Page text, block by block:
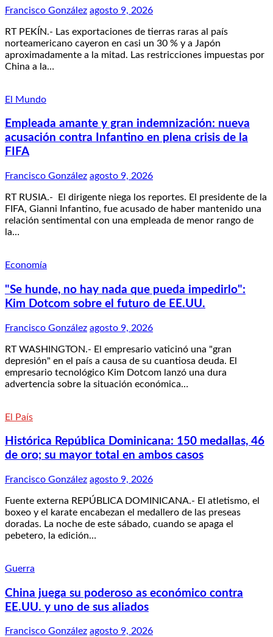
Francisco González agosto 9, 2026
RT PEKÍN.- Las exportaciones de tierras raras al país
norteamericano cayeron en casi un 30 % y a Japón
aproximadamente a la mitad. Las restricciones impuestas por
China a la…
El Mundo
Empleada amante y gran indemnización: nueva
acusación contra Infantino en plena crisis de la
FIFA
Francisco González agosto 9, 2026
RT RUSIA.- El dirigente niega los reportes. El presidente de la
FIFA, Gianni Infantino, fue acusado de haber mantenido una
relación sentimental con una empleada de menor rango de
la…
Economía
"Se hunde, no hay nada que pueda impedirlo":
Kim Dotcom sobre el futuro de EE.UU.
Francisco González agosto 9, 2026
RT WASHINGTON.- El empresario vaticinó una "gran
depresión" en el país a causa de su cuantiosa deuda. El
empresario tecnológico Kim Dotcom lanzó una dura
advertencia sobre la situación económica…
El País
Histórica República Dominicana: 150 medallas, 46
de oro; su mayor total en ambos casos
Francisco González agosto 9, 2026
Fuente externa REPÚBLICA DOMINICANA.- El atletismo, el
boxeo y el karate encabezan el medallero de las preseas
doradas. La noche de este sábado, cuando se apaga el
pebetero, la edición…
Guerra
China juega su poderoso as económico contra
EE.UU. y uno de sus aliados
Francisco González agosto 9, 2026